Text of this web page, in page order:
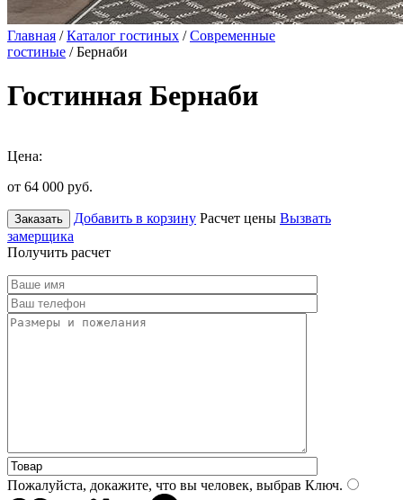
Главная /Каталог гостиных /Современные
гостиные / Бернаби
Гостинная Бернаби
Цена:
от 64 000 руб.
Заказать Добавить в корзину Расчет цены Вызвать
замерщика
Получить расчет
Пожалуйста, докажите, что вы человек, выбрав Ключ.